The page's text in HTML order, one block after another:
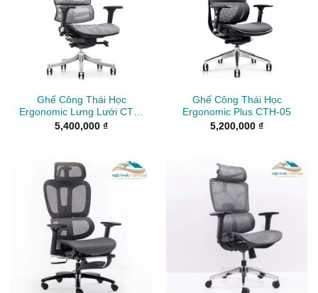
Ghế Công Thái Học
Ergonomic Lưng Lưới CTH-
06
5,400,000 ₫
Ghế Công Thái Học
Ergonomic Plus CTH-05
5,200,000 ₫